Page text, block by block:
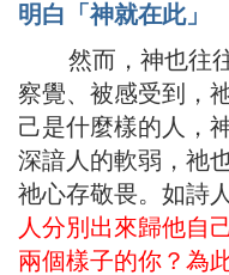
明白「神就在此」
然而，神也往往
察覺、被感受到，
己是什麼樣的人，
深諳人的軟弱，祂
祂心存敬畏。如詩
人分別出來歸他自
兩個樣子的你？為